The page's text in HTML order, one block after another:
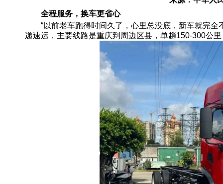
全程服务，换车更省心
“以前老车跑得时间久了，心里总没底，新车就完全
递速运，主要线路是重庆到周边区县，单趟150-300公